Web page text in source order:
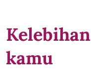
Kelebihan
kamu